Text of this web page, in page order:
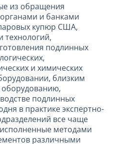
из обращения
и банками
купюр США,
подлинных
и химических
близким
подлинных
в практике экспертно-
все чаще
методами
различными